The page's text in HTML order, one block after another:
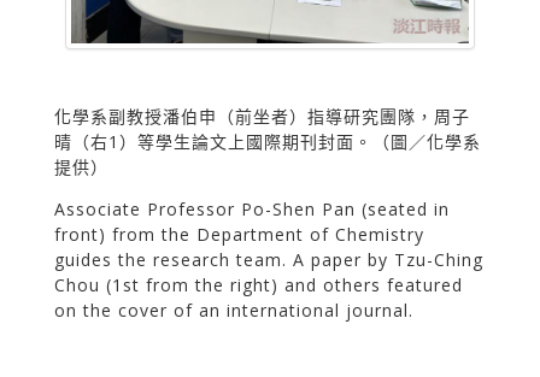
化學系副教授潘伯申（前坐者）指導研究團隊，周子
晴（右1）等學生論文上國際期刊封面。（圖／化學系
提供）
Associate Professor Po-Shen Pan (seated in
front) from the Department of Chemistry
guides the research team. A paper by Tzu-Ching
Chou (1st from the right) and others featured
on the cover of an international journal.